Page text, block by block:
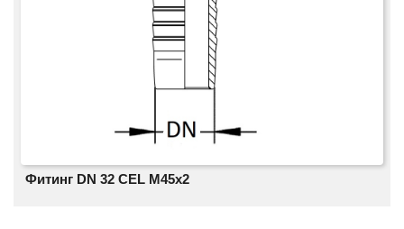
Фитинг DN 32 CEL M45x2